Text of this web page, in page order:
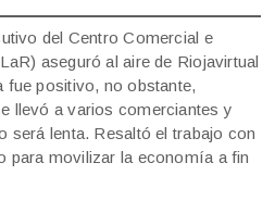
del Centro Comercial e
aseguró al aire de Riojavirtual
fue positivo, no obstante,
llevó a varios comerciantes y
será lenta. Resaltó el trabajo con
para movilizar la economía a fin